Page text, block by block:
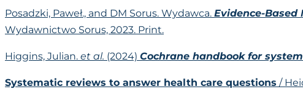
Posadzki, Paweł., and DM Sorus. Wydawca. Evidence-
Wydawnictwo Sorus, 2023. Print.
Higgins, Julian. et al. (2024) Cochrane handbook for
Systematic reviews to answer health care questions /